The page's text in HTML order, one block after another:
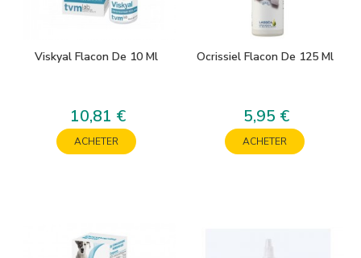
Viskyal Flacon De 10 Ml
Prix
10,81 €
ACHETER
Ocrissiel Flacon De 125 Ml
Prix
5,95 €
ACHETER